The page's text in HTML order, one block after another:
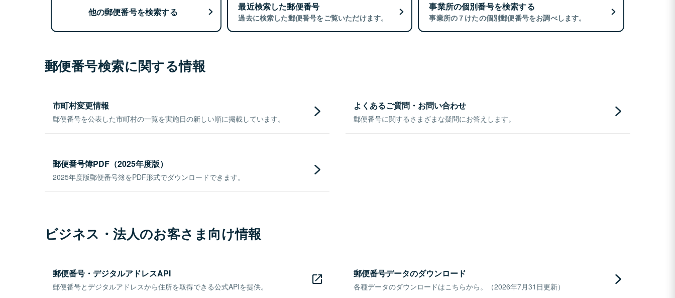
他の郵便番号を検索する 最近検索した郵便番号
過去に検索した郵便番号をご覧いただけます。
事業所の個別番号を検索する
事業所の７けたの個別郵便番号をお調べします。
郵便番号検索に関する情報
市町村変更情報
郵便番号を公表した市町村の一覧を実施日の新しい順に掲載しています。
よくあるご質問・お問い合わせ
郵便番号に関するさまざまな疑問にお答えします。
郵便番号簿PDF（2025年度版）
2025年度版郵便番号簿をPDF形式でダウンロードできます。
ビジネス・法人のお客さま向け情報
郵便番号・デジタルアドレスAPI
郵便番号とデジタルアドレスから住所を取得できる公式APIを提供。
郵便番号データのダウンロード
各種データのダウンロードはこちらから。（2026年7月31日更新）